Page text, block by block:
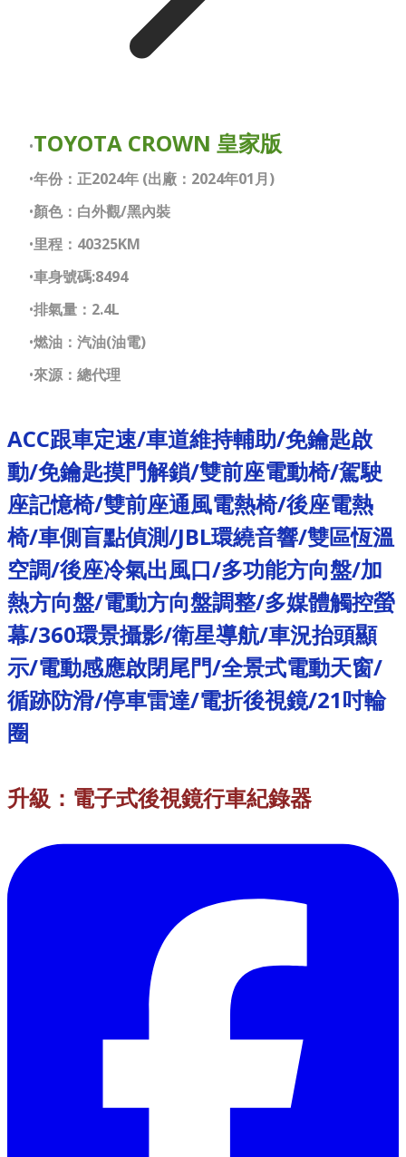
TOYOTA CROWN 皇家版
年份：正2024年 (出廠：2024年01月)
顏色：白外觀/黑內裝
里程：40325KM
車身號碼:8494
排氣量：2.4L
燃油：汽油(油電)
來源：總代理
ACC跟車定速/車道維持輔助/免鑰匙啟
動/免鑰匙摸門解鎖/雙前座電動椅/駕駛
座記憶椅/雙前座通風電熱椅/後座電熱
椅/車側盲點偵測/JBL環繞音響/雙區恆溫
空調/後座冷氣出風口/多功能方向盤/加
熱方向盤/電動方向盤調整/多媒體觸控螢
幕/360環景攝影/衛星導航/車況抬頭顯
示/電動感應啟閉尾門/全景式電動天窗/
循跡防滑/停車雷達/電折後視鏡/21吋輪
圈
升級：電子式後視鏡行車紀錄器